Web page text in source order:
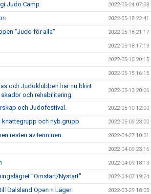
Judo Camp 2022-05-24 07:38
2022-05-18 22:41
"Judo för alla" 2022-05-18 21:17
2022-05-18 17:19
2022-05-15 20:15
2022-05-15 16:15
och Judoklubben har nu blivit
och rehabilitering
2022-05-13 20:06
och Judofestival. 2022-05-10 12:00
och nyb.grupp 2022-05-09 23:00
resten av terminen 2022-04-27 10:31
2022-04-09 23:16
2022-04-09 18:13
"Omstart/Nystart" 2022-04-07 19:24
Dalsland Open + Läger 2022-03-29 18:05